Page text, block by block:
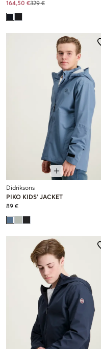
164,50 €329 €
Didriksons
PIKO KIDS' JACKET
89 €